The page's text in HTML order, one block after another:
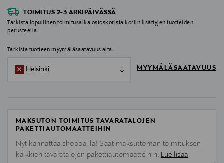
TOIMITUS 2-3 ARKIPÄIVÄSSÄ
Tarkista lopullinen toimitusaika ostoskorista koriin lisättyjen tuotteiden
perusteella.
Tarkista tuotteen myymäläsaatavuus alta.
Helsinki MYYMÄLÄSAATAVUUS
MAKSUTON TOIMITUS TAVARATALOJEN
PAKETTIAUTOMAATTEIHIN
Nyt kannattaa shoppailla! Saat maksuttoman toimituksen
kaikkien tavaratalojen pakettiautomaatteihin. Lue lisää